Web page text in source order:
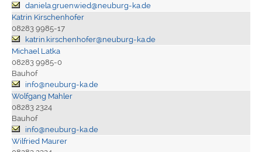
daniela.gruenwied@neuburg-ka.de
Katrin Kirschenhofer
08283 9985-17
katrin.kirschenhofer@neuburg-ka.de
Michael Latka
08283 9985-0
Bauhof
info@neuburg-ka.de
Wolfgang Mahler
08283 2324
Bauhof
info@neuburg-ka.de
Wilfried Maurer